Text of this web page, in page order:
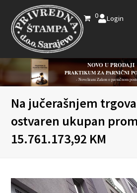
0 Login
NOVO U PRODAJI
PRAKTIKUM ZA PARNIČNI
- Novelirani Zakon o parničnom
Na jučerašnjem
ostvaren ukupan
15.761.173,92 KM